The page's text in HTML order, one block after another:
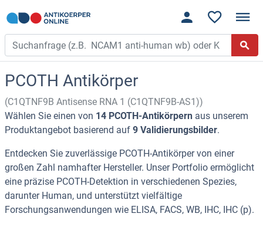
PCOTH Antikörper
(C1QTNF9B Antisense RNA 1 (C1QTNF9B-AS1))
Wählen Sie einen von 14 PCOTH-Antikörpern aus unserem
Produktangebot basierend auf 9 Validierungsbilder.
Entdecken Sie zuverlässige PCOTH-Antikörper von einer
großen Zahl namhafter Hersteller. Unser Portfolio ermöglicht
eine präzise PCOTH-Detektion in verschiedenen Spezies,
darunter Human, und unterstützt vielfältige
Forschungsanwendungen wie ELISA, FACS, WB, IHC, IHC (p).